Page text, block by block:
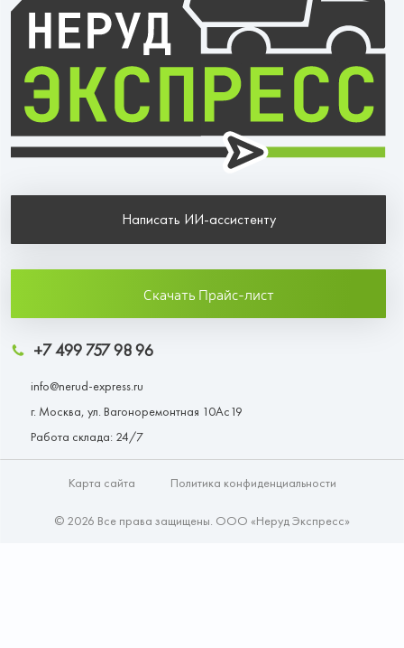
Написать ИИ-ассистенту
Скачать Прайс-лист
+7 499 757 98 96
info@nerud-express.ru
г. Москва, ул. Вагоноремонтная 10Ас19
Работа склада: 24/7
© 2026 Все права защищены. ООО «Неруд Экспресс»
Карта сайта Политика конфиденциальности